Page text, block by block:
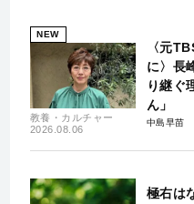
NEW
教養・カルチャー
2026.08.06
〈元
に〉長
り継ぐ
ん」
中島早苗
極右は